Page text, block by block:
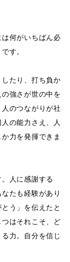
何がいちばん必
す。
たり、打ち負か
強さが世の中を
のつながりが社
の能力さえ、人
力を発揮できま
人に感謝する
たも経験があり
う」を伝えたと
はそれこそ、ど
力。自分を信じ